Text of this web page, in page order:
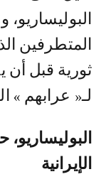
المتطرفين
ثورية قبل أن
لـ« عرابهم »
الإيرانية